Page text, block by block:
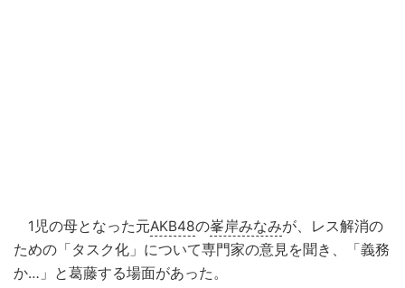
1児の母となった元AKB48の峯岸みなみが、レス解消の
ための「タスク化」について専門家の意見を聞き、「義務
か…」と葛藤する場面があった。